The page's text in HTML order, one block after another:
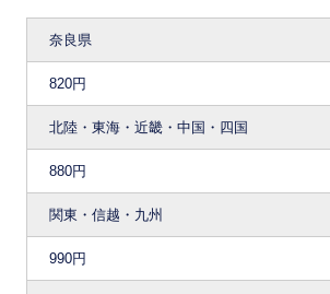
奈良県
820円
北陸・東海・近畿・中国・四国
880円
関東・信越・九州
990円